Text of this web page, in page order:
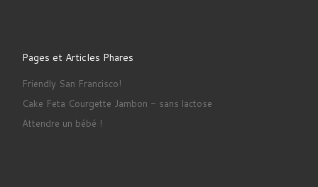
Pages et Articles Phares
Friendly San Francisco!
Cake Feta Courgette Jambon - sans lactose
Attendre un bébé !